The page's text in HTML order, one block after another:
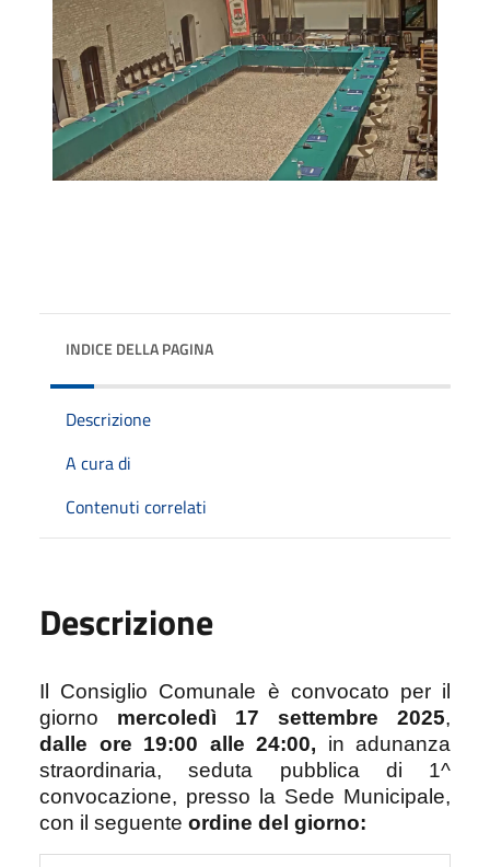
INDICE DELLA PAGINA
Descrizione
A cura di
Contenuti correlati
Descrizione
Il Consiglio Comunale è convocato per il
giorno mercoledì 17 settembre 2025,
dalle ore 19:00 alle 24:00, in adunanza
straordinaria, seduta pubblica di 1^
convocazione, presso la Sede Municipale,
con il seguente ordine del giorno: